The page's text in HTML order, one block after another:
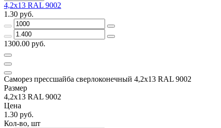
4,2х13 RAL 9002
1.30 руб.
1300.00 руб.
Саморез прессшайба сверлоконечный 4,2х13 RAL 9002
Размер
4,2х13 RAL 9002
Цена
1.30 руб.
Кол-во, шт